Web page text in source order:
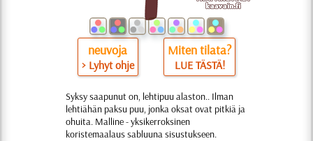
neuvoja
> Lyhyt ohje
Miten tilata?
LUE TÄSTÄ!
Syksy saapunut on, lehtipuu alaston.. Ilman
lehtiähän paksu puu, jonka oksat ovat pitkiä ja
ohuita. Malline - yksikerroksinen
koristemaalaus sabluuna sisustukseen.